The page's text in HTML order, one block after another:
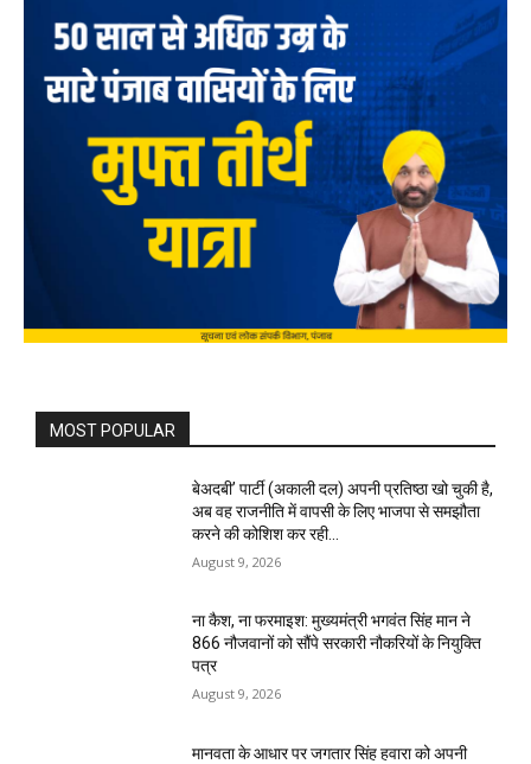
MOST POPULAR
बेअदबी’ पार्टी (अकाली दल) अपनी प्रतिष्ठा खो चुकी है,
अब वह राजनीति में वापसी के लिए भाजपा से समझौता
करने की कोशिश कर रही...
August 9, 2026
ना कैश, ना फरमाइश: मुख्यमंत्री भगवंत सिंह मान ने
866 नौजवानों को सौंपे सरकारी नौकरियों के नियुक्ति
पत्र
August 9, 2026
मानवता के आधार पर जगतार सिंह हवारा को अपनी